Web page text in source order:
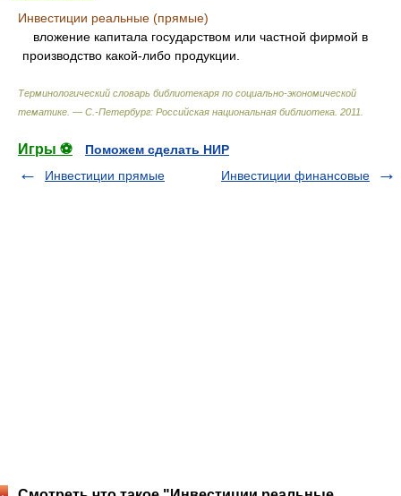
Инвестиции реальные (прямые)
вложение капитала государством или частной фирмой в
производство какой-либо продукции.
Терминологический словарь библиотекаря по социально-экономической
тематике. — С.-Петербург: Российская национальная библиотека 2011
Игры ⚽
Поможем сделать НИР
Инвестиции прямые
Инвестиции финансовые